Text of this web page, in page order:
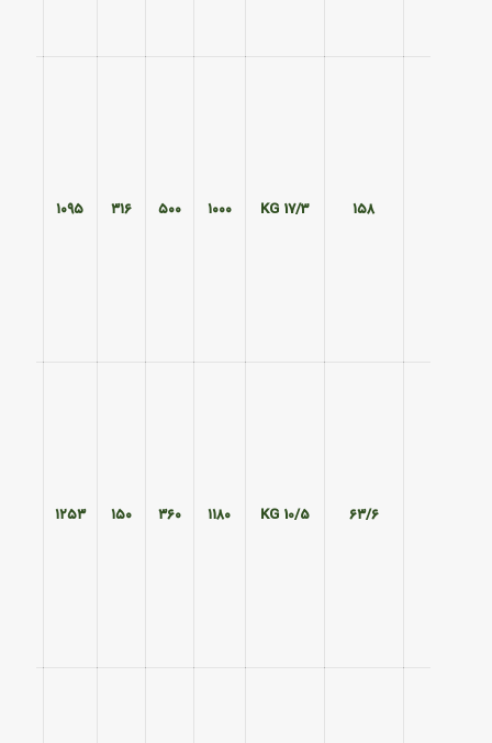
۱۵۸ 17/3 KG ۱۰۰۰ ۵۰۰ ۳۱۶ ۱۰۹۵
۶۳/۶ 10/5 KG ۱۱۸۰ ۳۶۰ ۱۵۰ ۱۲۵۳